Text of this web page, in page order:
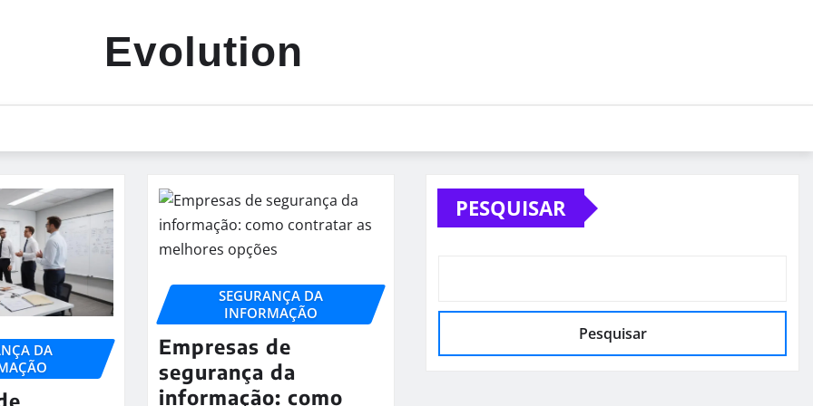
Evolution
DA
SEGURANÇA DA
INFORMAÇÃO
Empresas de
segurança da
informação: como
PESQUISAR
Pesquisar